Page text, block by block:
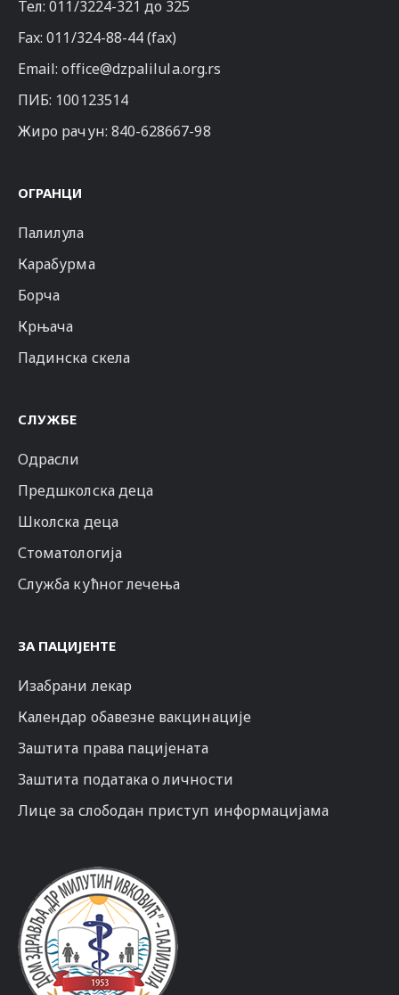
Тел:011/3224-321 до 325
Fax: 011/324-88-44 (fax)
Email:office@dzpalilula.org.rs
ПИБ: 100123514
Жиро рачун: 840-628667-98
ОГРАНЦИ
Палилула
Карабурма
Борча
Крњача
Падинска скела
СЛУЖБЕ
Одрасли
Предшколска деца
Школска деца
Стоматологија
Служба кућног лечења
ЗА ПАЦИЈЕНТЕ
Изабрани лекар
Календар обавезне вакцинације
Заштита права пацијената
Заштита података о личности
Лице за слободан приступ информацијама